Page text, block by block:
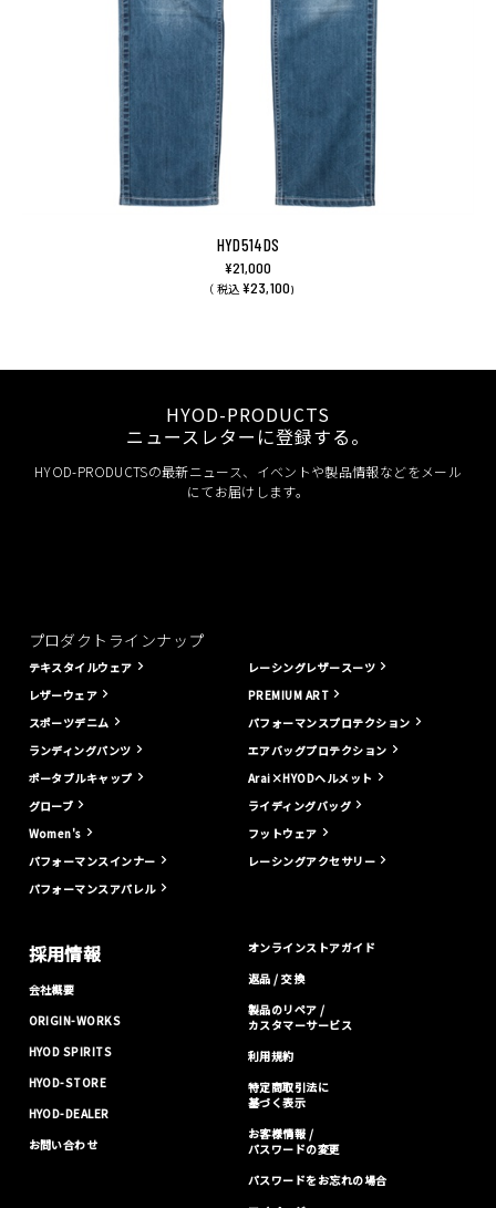
HYD514DS
¥21,000
（ 税込 ¥23,100)
HYOD-PRODUCTS
ニュースレターに登録する。
HYOD-PRODUCTSの最新ニュース、イベントや製品情報などをメール
にてお届けします。
プロダクトラインナップ
テキスタイルウェア
レザーウェア
スポーツデニム
ランディングパンツ
ポータブルキャップ
グローブ
Women's
パフォーマンスインナー
パフォーマンスアパレル
レーシングレザースーツ
PREMIUM ART
パフォーマンスプロテクション
エアバッグプロテクション
Arai×HYODヘルメット
ライディングバッグ
フットウェア
レーシングアクセサリー
採用情報
会社概要
ORIGIN-WORKS
HYOD SPIRITS
HYOD-STORE
HYOD-DEALER
お問い合わせ
オンラインストアガイド
返品 / 交換
製品のリペア /
カスタマーサービス
利用規約
特定商取引法に
基づく表示
お客様情報 /
パスワードの変更
パスワードをお忘れの場合